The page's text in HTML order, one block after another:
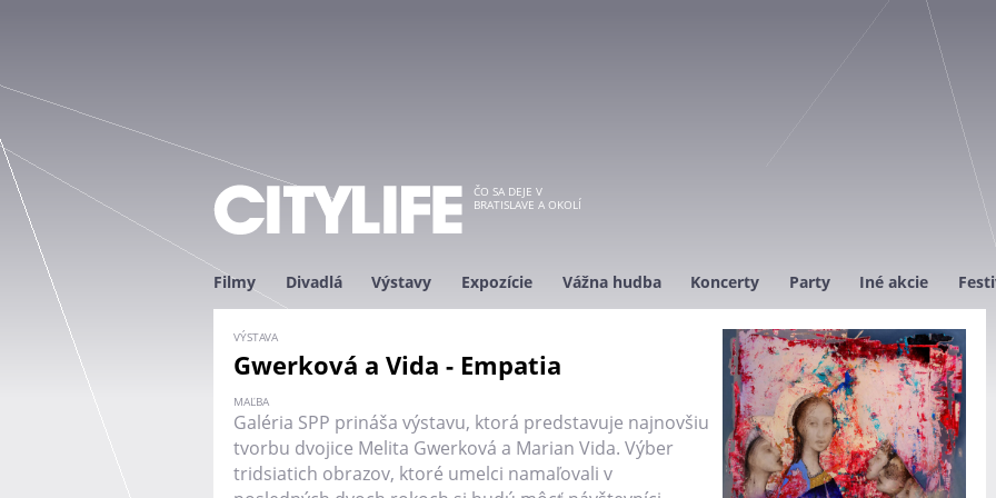
ČO SA DEJE V
BRATISLAVE A OKOLÍ
Filmy Divadlá Výstavy Expozície Vážna hudba Koncerty Party Iné akcie
VÝSTAVA
Gwerková a Vida - Empatia
MAĽBA
Galéria SPP prináša výstavu, ktorá predstavuje najnovšiu
tvorbu dvojice Melita Gwerková a Marian Vida. Výber
tridsiatich obrazov, ktoré umelci namaľovali v